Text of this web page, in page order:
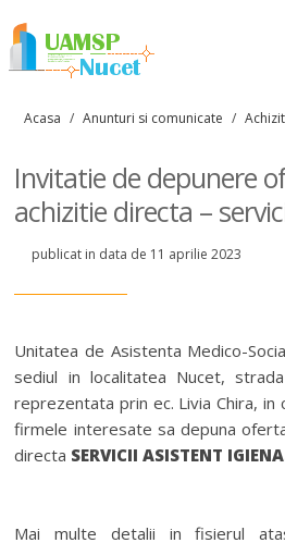
Acasa / Anunturi si comunicate /
Invitatie de depunere
achizitie directa –
publicat in data de 11 aprilie 2023
Unitatea de Asistenta Medico-
sediul in localitatea Nucet,
reprezentata prin ec. Livia Chira,
firmele interesate sa depuna
directa SERVICII ASISTENT
Mai multe detalii in fisierul